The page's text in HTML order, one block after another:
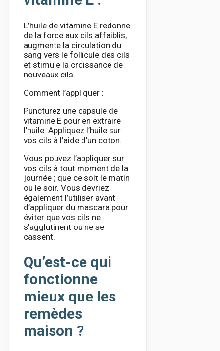
L’huile de vitamine E redonne
de la force aux cils affaiblis,
augmente la circulation du
sang vers le follicule des cils
et stimule la croissance de
nouveaux cils.
Comment l’appliquer :
Puncturez une capsule de
vitamine E pour en extraire
l’huile. Appliquez l’huile sur
vos cils à l’aide d’un coton.
Vous pouvez l’appliquer sur
vos cils à tout moment de la
journée ; que ce soit le matin
ou le soir. Vous devriez
également l’utiliser avant
d’appliquer du mascara pour
éviter que vos cils ne
s’agglutinent ou ne se
cassent.
Qu’est-ce qui
fonctionne
mieux que les
remèdes
maison ?